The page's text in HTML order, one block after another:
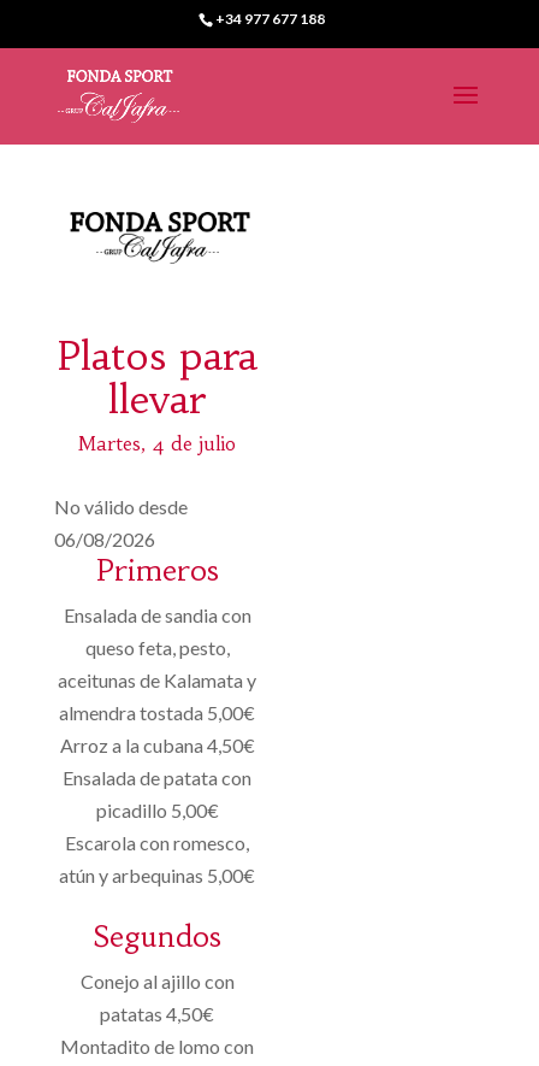
+34 977 677 188
Platos para
llevar
Martes, 4 de julio
No válido desde
06/08/2026
Primeros
Ensalada de sandia con
queso feta, pesto,
aceitunas de Kalamata y
almendra tostada 5,00€
Arroz a la cubana 4,50€
Ensalada de patata con
picadillo 5,00€
Escarola con romesco,
atún y arbequinas 5,00€
Segundos
Conejo al ajillo con
patatas 4,50€
Montadito de lomo con